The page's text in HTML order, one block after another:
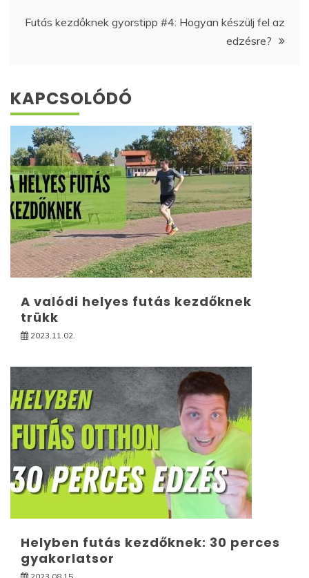
Futás kezdőknek gyorstipp #4: Hogyan készülj fel az
edzésre?
KAPCSOLÓDÓ
A valódi helyes futás kezdőknek
trükk
2023.11.02.
Helyben futás kezdőknek: 30 perces
gyakorlatsor